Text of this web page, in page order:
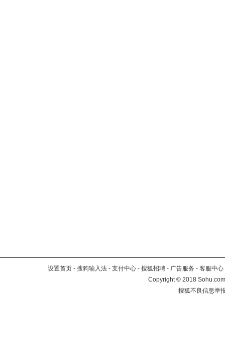
设置首页 - 搜狗输入法 - 支付中心 - 搜狐招聘 - 广告服务 - 客服中心
Copyright©2018
搜狐不良信息举